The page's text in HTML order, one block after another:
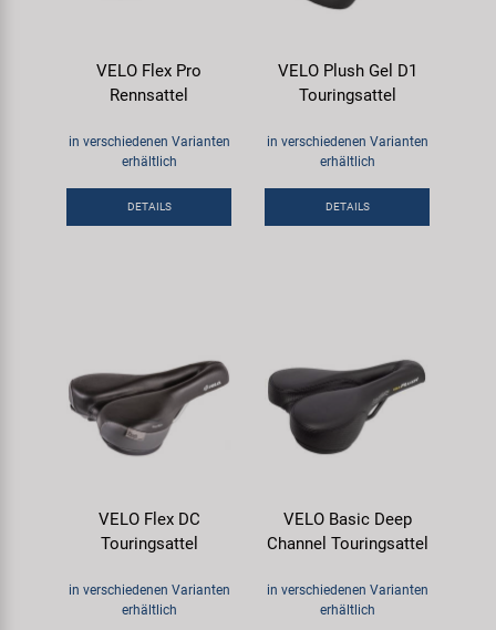
VELO Flex Pro
Rennsattel
in verschiedenen Varianten
erhältlich
DETAILS
VELO Plush Gel D1
Touringsattel
in verschiedenen Varianten
erhältlich
DETAILS
VELO Flex DC
Touringsattel
in verschiedenen Varianten
erhältlich
VELO Basic Deep
Channel Touringsattel
in verschiedenen Varianten
erhältlich